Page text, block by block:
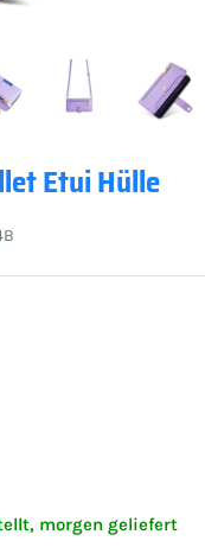
Etui Hülle
morgen geliefert